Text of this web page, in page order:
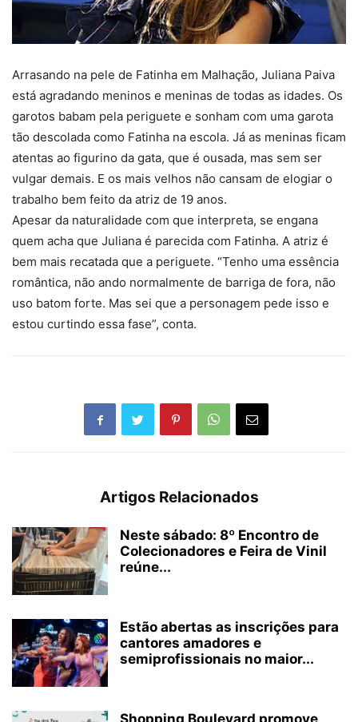
Arrasando na pele de Fatinha em Malhação, Juliana Paiva
está agradando meninos e meninas de todas as idades. Os
garotos babam pela periguete e sonham com uma garota
tão descolada como Fatinha na escola. Já as meninas ficam
atentas ao figurino da gata, que é ousada, mas sem ser
vulgar demais. E os mais velhos não cansam de elogiar o
trabalho bem feito da atriz de 19 anos.
Apesar da naturalidade com que interpreta, se engana
quem acha que Juliana é parecida com Fatinha. A atriz é
bem mais recatada que a periguete. “Tenho uma essência
romântica, não ando normalmente de barriga de fora, não
uso batom forte. Mas sei que a personagem pede isso e
estou curtindo essa fase”, conta.
Artigos Relacionados
Neste sábado: 8º Encontro de
Colecionadores e Feira de Vinil
reúne...
Estão abertas as inscrições para
cantores amadores e
semiprofissionais no maior...